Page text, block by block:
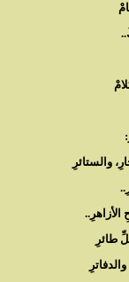
والستائرِ
طائرِ